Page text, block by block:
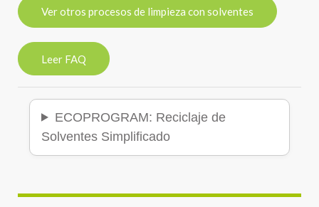
Ver otros procesos de limpieza con solventes
Leer FAQ
ECOPROGRAM: Reciclaje de
Solventes Simplificado